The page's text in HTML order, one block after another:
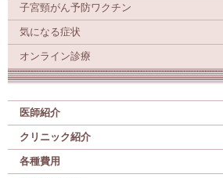
子宮頸がん予防ワクチン
気になる症状
オンライン診療
医師紹介
クリニック紹介
各種費用